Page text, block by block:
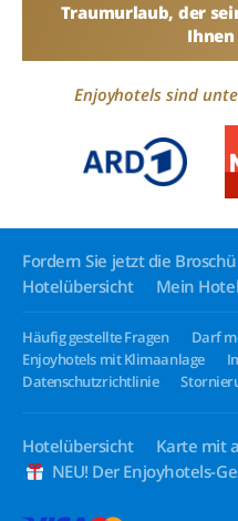
Traumurlaub, der
Enjoyhotels sind
Fordern Sie jetzt die
Hotelübersicht
Mein
Häufig gestellte Fragen
Darf
Enjoyhotels mit Klimaanlage
Datenschutzrichtlinie
Hotelübersicht Karte mit
NEU! Der Enjoyhotels-